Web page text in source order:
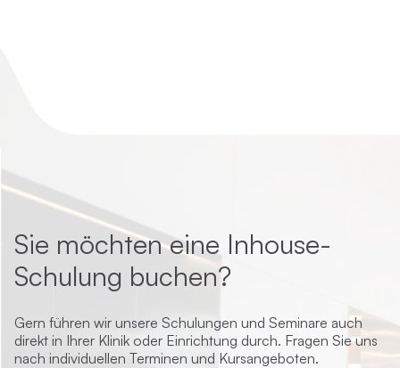
Sie möchten eine Inhouse-
Schulung buchen?
Gern führen wir unsere Schulungen und Seminare auch
direkt in Ihrer Klinik oder Einrichtung durch. Fragen Sie uns
nach individuellen Terminen und Kursangeboten.